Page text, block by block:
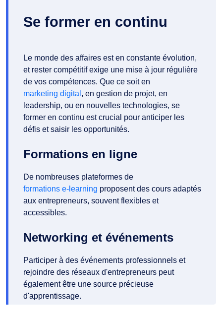
Se former en continu
Le monde des affaires est en constante évolution,
et rester compétitif exige une mise à jour régulière
de vos compétences. Que ce soit en
marketing digital , en gestion de projet, en
leadership, ou en nouvelles technologies, se
former en continu est crucial pour anticiper les
défis et saisir les opportunités.
Formations en ligne
De nombreuses plateformes de
formations e-learning proposent des cours adaptés
aux entrepreneurs, souvent flexibles et
accessibles.
Networking et événements
Participer à des événements professionnels et
rejoindre des réseaux d'entrepreneurs peut
également être une source précieuse
d'apprentissage.